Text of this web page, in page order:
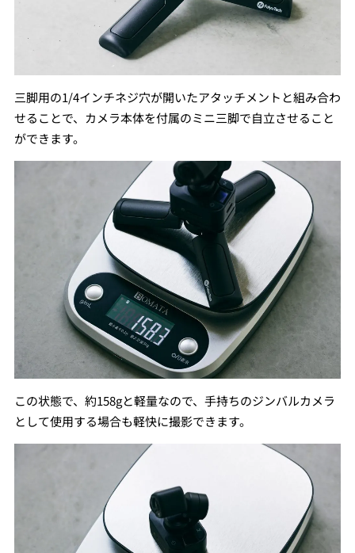
三脚用の1/4インチネジ穴が開いたアタッチメントと組み合わ
せることで、カメラ本体を付属のミニ三脚で自立させること
ができます。
この状態で、約158gと軽量なので、手持ちのジンバルカメラ
として使用する場合も軽快に撮影できます。